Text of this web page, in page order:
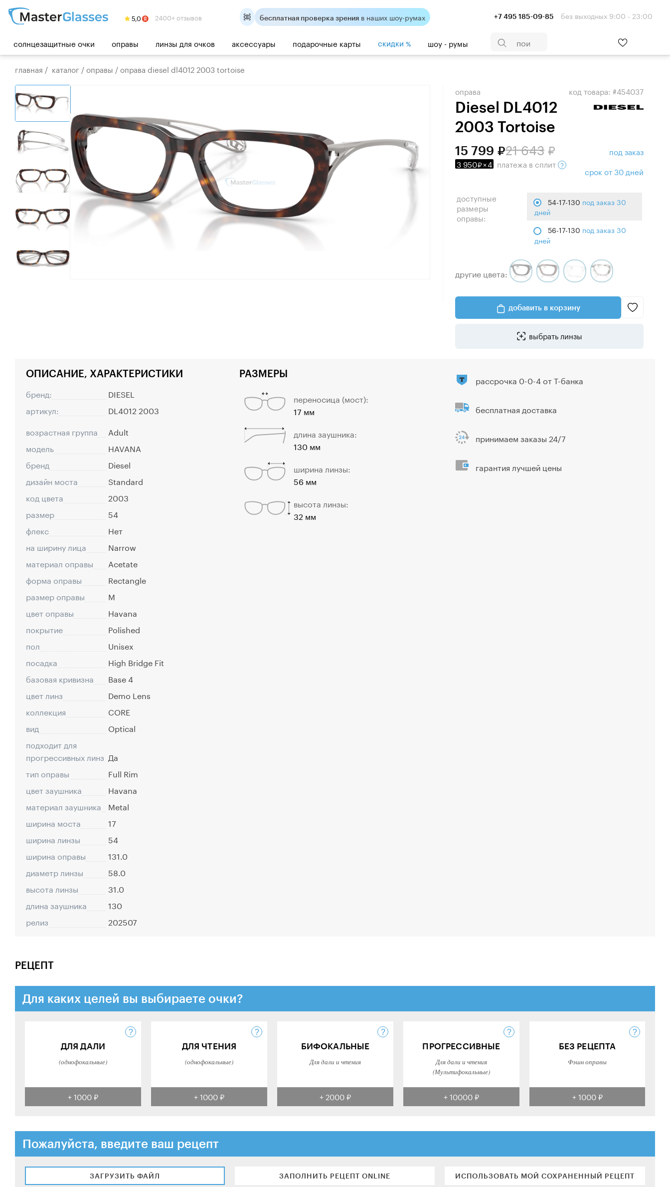
2400+ отзывов +7 495 185-09-85 без выходных 9:00 - 23:00
бесплатная проверка зрения в наших шоу-румах
солнцезащитные очки оправы линзы для очков аксессуары подарочные карты скидки % шоу - румы
главная / каталог /оправы /оправа diesel dl4012 2003 tortoise
оправа
Diesel DL4012
2003 Tortoise
код товара: #454037
21 643
15 799
3 950 ×4 платежа в сплит
под заказ
срок от 30 дней
доступные
размеры
оправы:
54-17-130 под заказ 30
дней
56-17-130 под заказ 30
дней
другие цвета:
добавить в корзину
выбрать линзы
ОПИСАНИЕ, ХАРАКТЕРИСТИКИ
бренд:
DIESEL
артикул:
DL4012 2003
возрастная группа
Adult
модель
HAVANA
бренд
Diesel
дизайн моста
Standard
код цвета
2003
размер
54
флекс
Нет
на ширину лица
Narrow
материал оправы
Acetate
форма оправы
Rectangle
размер оправы
M
цвет оправы
Havana
покрытие
Polished
пол
Unisex
посадка
High Bridge Fit
базовая кривизна
Base 4
цвет линз
Demo Lens
коллекция
CORE
вид
Optical
подходит для
прогрессивных линз Да
тип оправы
Full Rim
цвет заушника
Havana
материал заушника
Metal
ширина моста
17
ширина линзы
54
ширина оправы
131.0
диаметр линзы
58.0
высота линзы
31.0
длина заушника
130
релиз
202507
РАЗМЕРЫ
переносица (мост):
17 мм
длина заушника:
130 мм
ширина линзы:
56 мм
высота линзы:
32 мм
рассрочка 0-0-4 от Т-банка
бесплатная доставка
принимаем заказы 24/7
гарантия лучшей цены
РЕЦЕПТ
Для каких целей вы выбираете очки?
ДЛЯ ДАЛИ
(однофокальные)
+ 1000 ₽
ДЛЯ ЧТЕНИЯ
(однофокальные)
+ 1000 ₽
БИФОКАЛЬНЫЕ
Для дали и чтения
+ 2000 ₽
ПРОГРЕССИВНЫЕ
Для дали и чтения
(Мультифокальные)
+ 10000 ₽
БЕЗ РЕЦЕПТА
Фэшн оправы
+ 1000 ₽
Пожалуйста, введите ваш рецепт
ЗАГРУЗИТЬ ФАЙЛ ЗАПОЛНИТЬ РЕЦЕПТ ONLINE ИСПОЛЬЗОВАТЬ МОЙ СОХРАНЕННЫЙ РЕЦЕПТ